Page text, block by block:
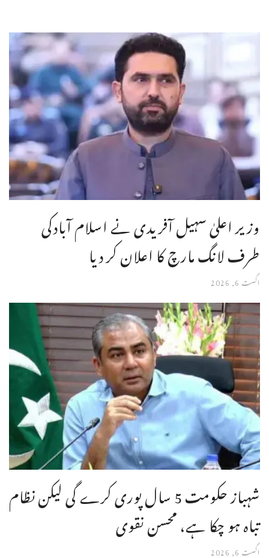
وزیر اعلیٰ سہیل آفریدی نے اسلام آبادکی
طرف لانگ مارچ کا اعلان کر دیا
اگست 6, 2026
شہباز حکومت 5 سال پوری کرے گی لیکن نظام
تباہ ہو چکا ہے، محسن نقوی
اگست 6, 2026